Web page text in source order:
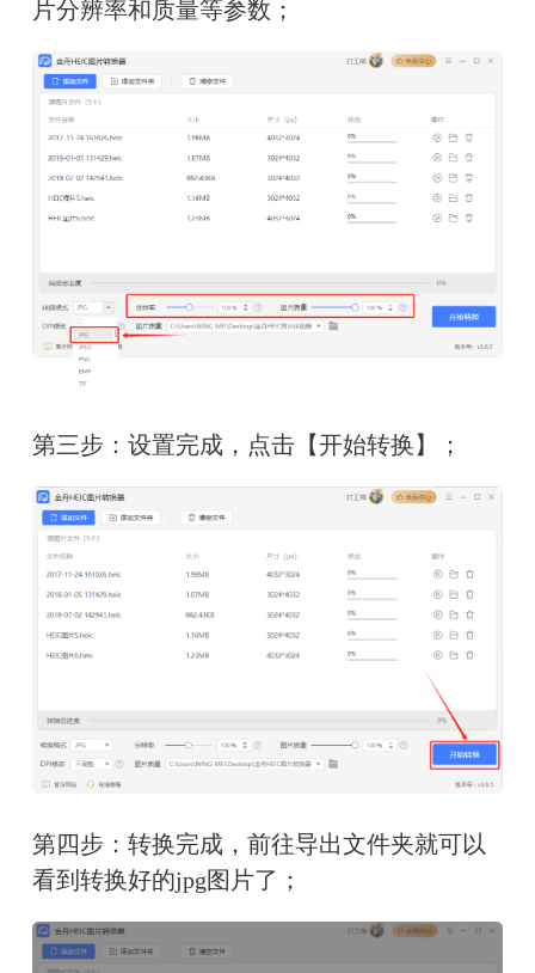
片分辨率和质量等参数；
第三步：设置完成，点击【开始转换】；
第四步：转换完成，前往导出文件夹就可以
看到转换好的jpg图片了；